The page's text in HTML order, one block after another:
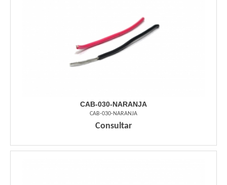
CAB-030-NARANJA
CAB-030-NARANJA
Consultar